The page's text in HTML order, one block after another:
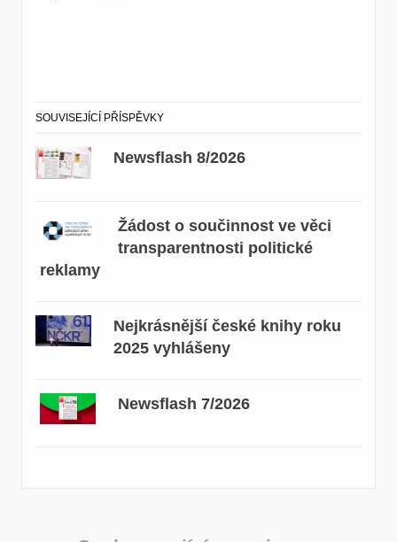
SOUVISEJÍCÍ PŘÍSPĚVKY
Newsflash 8/2026
Žádost o součinnost ve věci
transparentnosti politické
reklamy
Nejkrásnější české knihy roku
2025 vyhlášeny
Newsflash 7/2026